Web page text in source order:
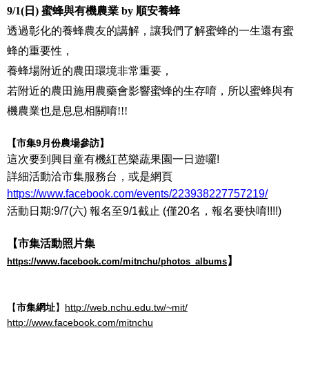
9/1( 日 ) 蜜蜂與有機農業 by 順安養蜂
透過彰化的養蜂農友的講解，讓我們了解蜜蜂的一生還有蜜
蜂的重要性，
養蜂場附近的農田環境非常重要，
若附近的農田施用農藥會影響蜜蜂的生存唷，所以蜜蜂與有
機農業也是息息相關唷!!!
【市集9月份農場參訪】
這次要到興目童有機紅芭樂蔬果園一日遊囉!
詳細活動洽市集服務台，或是網頁
https://www.facebook.com/events/223938227757219/
活動日期:9/7(六) 報名至9/1截止 (僅20名，報名要快唷!!!!)
【市集活動照片集
https://www.facebook.com/mitnchu/photos_albums 】
【市集網址】 http://web.nchu.edu.tw/~mit/
http://www.facebook.com/mitnchu